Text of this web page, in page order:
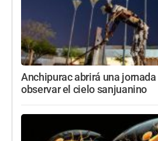
Anchipurac abrirá una
observar el cielo sanjuanino